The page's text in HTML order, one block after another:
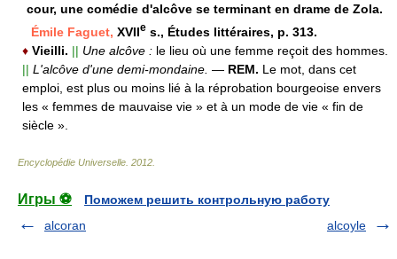
cour, une comédie d'alcôve se terminant en drame de Zola.
Émile Faguet, XVIIe s., Études littéraires, p. 313.
♦ Vieilli. || Une alcôve : le lieu où une femme reçoit des hommes.
|| L'alcôve d'une demi-mondaine. — REM. Le mot, dans cet
emploi, est plus ou moins lié à la réprobation bourgeoise envers
les « femmes de mauvaise vie » et à un mode de vie « fin de
siècle ».
Encyclopédie Universelle 2012
Игры ⚽
Поможем решить контрольную работу
alcoran
alcoyle